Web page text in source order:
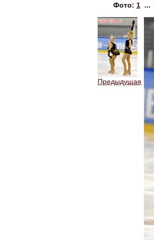
Фото: 1...
Предыдущая